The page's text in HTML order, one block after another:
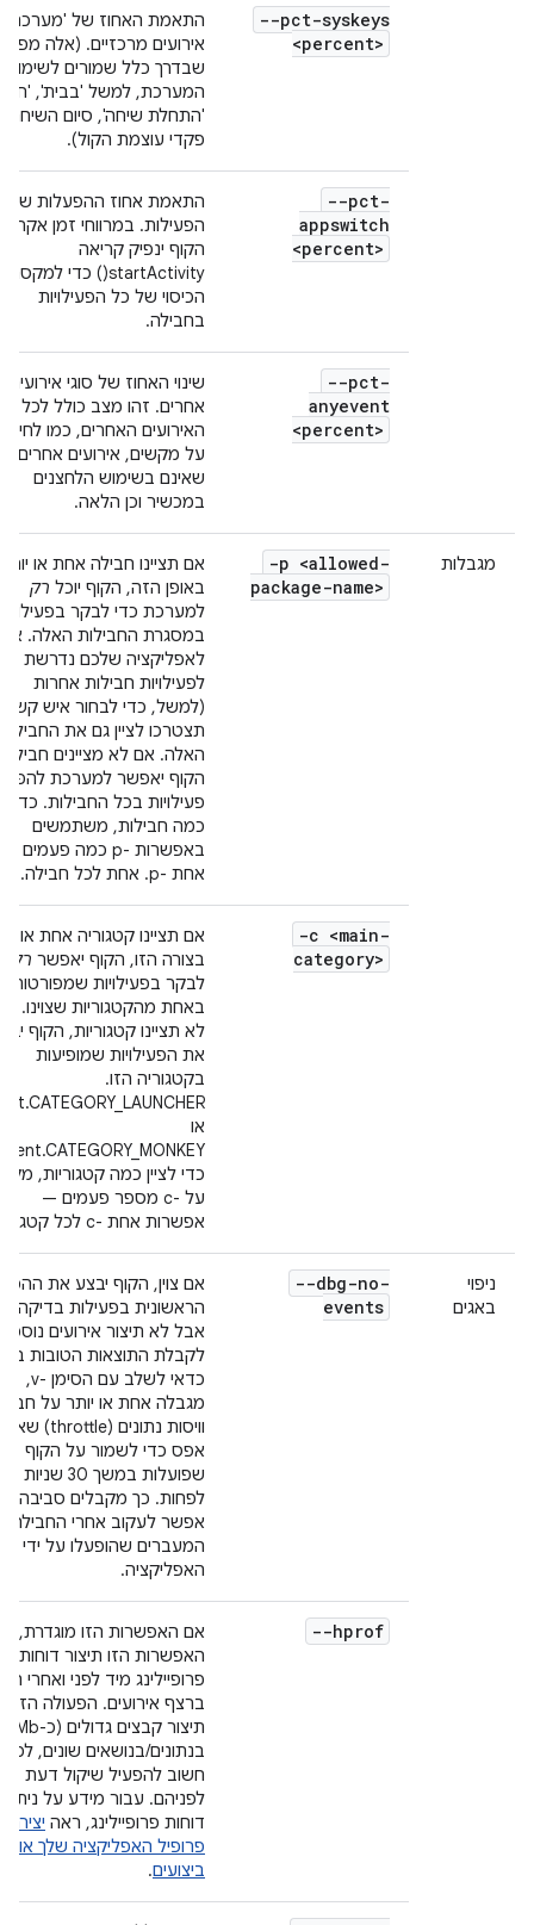
--pct-syskeys
<percent>
התאמת האחוז של 'מערכת'
אירועים מרכזיים. (אלה
שבדרך כלל שמורים לשימוש
המערכת, למשל 'בבית',
'התחלת שיחה', סיום השיחה
פקדי עוצמת הקול).
--pct-
appswitch
<percent>
התאמת אחוז ההפעלות של
הפעילות. במרווחי זמן
הקוף ינפיק קריאה
startActivity() כדי למקסם
הכיסוי של כל הפעילויות
בחבילה.
--pct-
anyevent
<percent>
שינוי האחוז של סוגי אירועים
אחרים. זהו מצב כולל לכל
האירועים האחרים, כמו
על מקשים, אירועים אחרים
שאינם בשימוש הלחצנים
במכשיר וכן הלאה.
מגבלות
-p <allowed-
package-name>
אם תציינו חבילה אחת או יותר
באופן הזה, הקוף יוכל רק
למערכת כדי לבקר
במסגרת החבילות האלה. אם
לאפליקציה שלכם נדרשת
לפעילויות חבילות אחרות
(למשל, כדי לבחור איש קשר)
תצטרכו לציין גם את החבילות
האלה. אם לא מציינים
הקוף יאפשר למערכת
פעילויות בכל החבילות. כדי
כמה חבילות, משתמשים
באפשרות -p כמה פעמים –
אחת -p. אחת לכל חבילה.
-c <main-
category>
אם תציינו קטגוריה אחת או
בצורה הזו, הקוף יאפשר רק
לבקר בפעילויות שמפורטות
באחת מהקטגוריות שצוינו.
לא תציינו קטגוריות, הקוף
את הפעילויות שמופיעות
בקטגוריה הזו.
או
כדי לציין כמה קטגוריות,
על -c מספר פעמים —
אפשרות אחת -c לכל קטגוריה.
ניפוי
באגים
--dbg-no-
events
אם צוין, הקוף יבצע את
הראשונית בפעילות בדיקה,
אבל לא תיצור אירועים
לקבלת התוצאות הטובות
כדאי לשלב עם הסימן -v,
מגבלה אחת או יותר על
וויסות נתונים (throttle) שאינו
אפס כדי לשמור על הקוף
שפועלות במשך 30 שניות
לפחות. כך מקבלים סביבה
אפשר לעקוב אחרי החבילה
המעברים שהופעלו על ידי
האפליקציה.
--hprof
אם האפשרות הזו מוגדרת,
האפשרות הזו תיצור דוחות
פרופיילינג מיד לפני ואחרי
ברצף אירועים. הפעולה הזו
בנתונים/בנושאים שונים, לכן
חשוב להפעיל שיקול דעת
לפניהם. עבור מידע על ניתוח
דוחות פרופיילינג, ראה יצירת
פרופיל האפליקציה שלך או
ביצועים.